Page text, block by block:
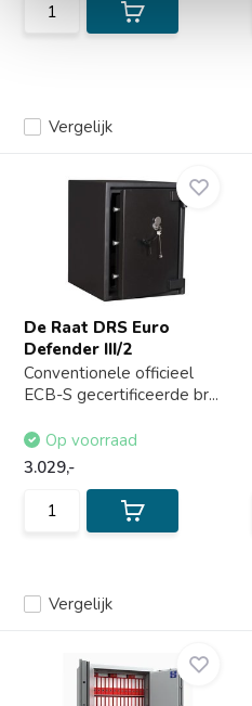
Vergelijk
De Raat DRS Euro
Defender III/2
Conventionele officieel
ECB-S gecertificeerde br...
Vergelijk
Op voorraad
3.029,-